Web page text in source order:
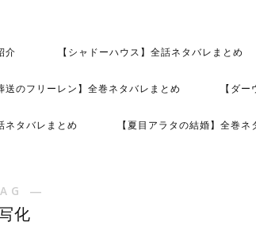
介 【シャドーハウス】全話ネタバレまとめ
送のフリーレン】全巻ネタバレまとめ 【ダ
ネタバレまとめ 【夏目アラタの結婚】全巻ネ
―
化